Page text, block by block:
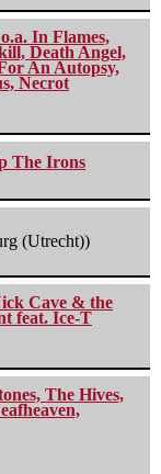
In Flames,
Death Angel,
An Autopsy,
Necrot
The Irons
(Utrecht))
Cave & the
feat. Ice-T
The Hives,